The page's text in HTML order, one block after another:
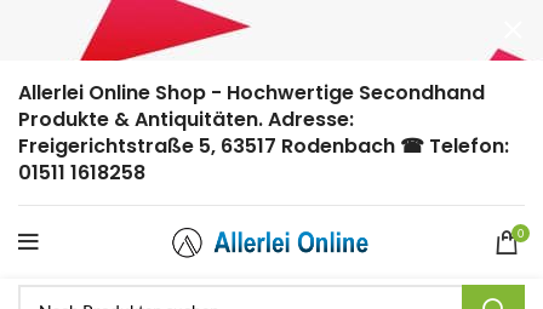
Allerlei Online Shop - Hochwertige Secondhand
Produkte & Antiquitäten. Adresse:
Freigerichtstraße 5, 63517 Rodenbach ☎ Telefon:
01511 1618258
0